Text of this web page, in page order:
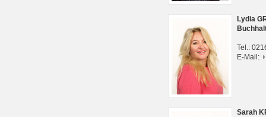
Lydia
Tel.:
E-Mail:
Sarah